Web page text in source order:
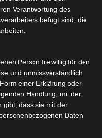
eine
gewünscht
wir ihr beim
Verantwortung des
befugt sind, die
Person freiwillig für den
und unmissverständlich
einer Erklärung oder
Handlung, mit der
gibt, dass sie mit der
Daten